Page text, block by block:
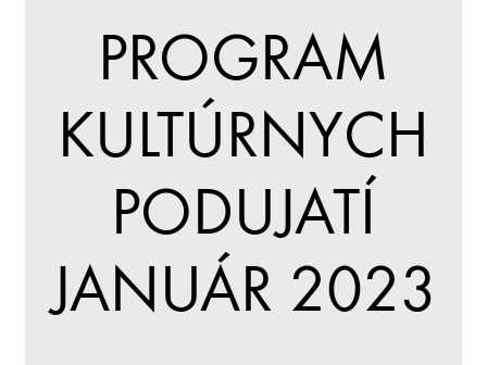
PROGRAM
KULTÚRNYCH
PODUJATÍ
JANUÁR 2023